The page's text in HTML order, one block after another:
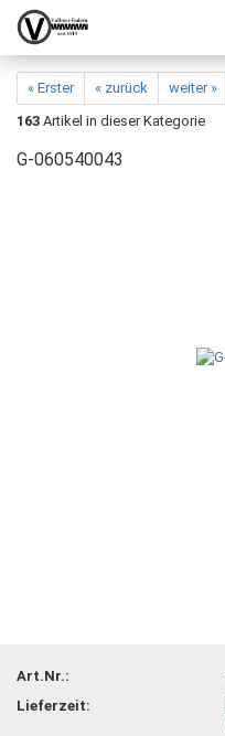
« Erster « zurück weiter »
163 Artikel in dieser Kategorie
G-060540043
Art.Nr.:
Lieferzeit: